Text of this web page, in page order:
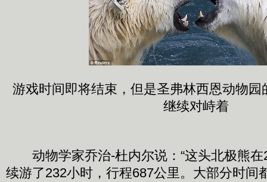
游戏时间即将结束，但是圣弗林西恩动物园
继续对峙着
动物学家乔治-杜内尔说：“这头北极熊在
续游了232小时，行程687公里。大部分时间